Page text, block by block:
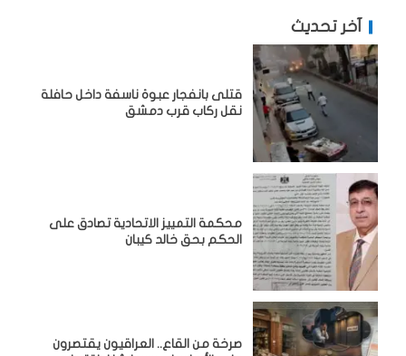
آخر تحديث
قتلى بانفجار عبوة ناسفة داخل حافلة
نقل ركاب قرب دمشق
محكمة التمييز الاتحادية تصادق على
الحكم بحق خالد كيبان
صرخة من القاع.. العراقيون يقتصرون